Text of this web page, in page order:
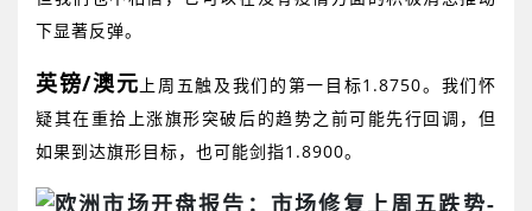
下显著反弹。
英镑/澳元 上周五触及我们的第一目标1.8750。我们怀
疑其在重拾上涨旗形突破后的趋势之前可能先行回调，但
如果到达旗形目标，也可能剑指1.8900。